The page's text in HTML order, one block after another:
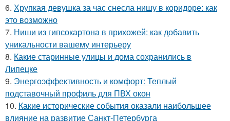
6. Хрупкая девушка за час снесла нишу в коридоре: как
это возможно
7. Ниши из гипсокартона в прихожей: как добавить
уникальности вашему интерьеру
8. Какие старинные улицы и дома сохранились в
Липецке
9. Энергоэффективность и комфорт: Теплый
подставочный профиль для ПВХ окон
10. Какие исторические события оказали наибольшее
влияние на развитие Санкт-Петербурга